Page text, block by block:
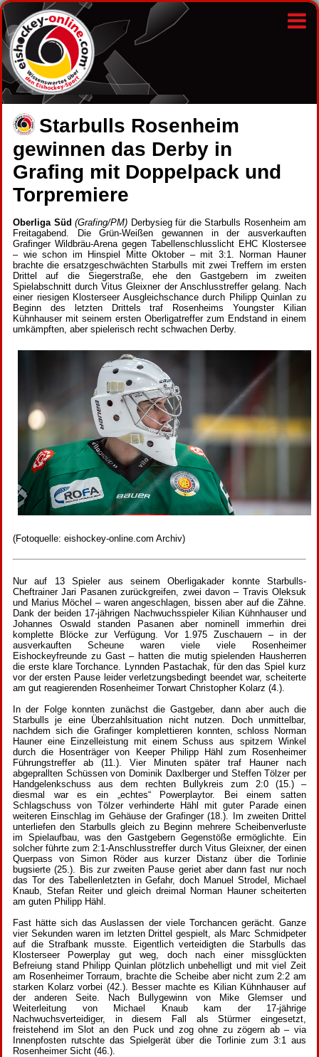
Starbulls Rosenheim
gewinnen das Derby in
Grafing mit Doppelpack und
Torpremiere
Oberliga Süd (Grafing/PM) Derbysieg für die Starbulls Rosenheim am
Freitagabend. Die Grün-Weißen gewannen in der ausverkauften
Grafinger Wildbräu-Arena gegen Tabellenschlusslicht EHC Klostersee
– wie schon im Hinspiel Mitte Oktober – mit 3:1. Norman Hauner
brachte die ersatzgeschwächten Starbulls mit zwei Treffern im ersten
Drittel auf die Siegerstraße, ehe den Gastgebern im zweiten
Spielabschnitt durch Vitus Gleixner der Anschlusstreffer gelang. Nach
einer riesigen Klosterseer Ausgleichschance durch Philipp Quinlan zu
Beginn des letzten Drittels traf Rosenheims Youngster Kilian
Kühnhauser mit seinem ersten Oberligatreffer zum Endstand in einem
umkämpften, aber spielerisch recht schwachen Derby.
(Fotoquelle: eishockey-online.com Archiv)
Nur auf 13 Spieler aus seinem Oberligakader konnte Starbulls-
Cheftrainer Jari Pasanen zurückgreifen, zwei davon – Travis Oleksuk
und Marius Möchel – waren angeschlagen, bissen aber auf die Zähne.
Dank der beiden 17-jährigen Nachwuchsspieler Kilian Kühnhauser und
Johannes Oswald standen Pasanen aber nominell immerhin drei
komplette Blöcke zur Verfügung. Vor 1.975 Zuschauern – in der
ausverkauften Scheune waren viele viele Rosenheimer
Eishockeyfreunde zu Gast – hatten die mutig spielenden Hausherren
die erste klare Torchance. Lynnden Pastachak, für den das Spiel kurz
vor der ersten Pause leider verletzungsbedingt beendet war, scheiterte
am gut reagierenden Rosenheimer Torwart Christopher Kolarz (4.).
In der Folge konnten zunächst die Gastgeber, dann aber auch die
Starbulls je eine Überzahlsituation nicht nutzen. Doch unmittelbar,
nachdem sich die Grafinger komplettieren konnten, schloss Norman
Hauner eine Einzelleistung mit einem Schuss aus spitzem Winkel
durch die Hosenträger von Keeper Philipp Hähl zum Rosenheimer
Führungstreffer ab (11.). Vier Minuten später traf Hauner nach
abgeprallten Schüssen von Dominik Daxlberger und Steffen Tölzer per
Handgelenkschuss aus dem rechten Bullykreis zum 2:0 (15.) –
diesmal war es ein „echtes“ Powerplaytor. Bei einem satten
Schlagschuss von Tölzer verhinderte Hähl mit guter Parade einen
weiteren Einschlag im Gehäuse der Grafinger (18.). Im zweiten Drittel
unterliefen den Starbulls gleich zu Beginn mehrere Scheibenverluste
im Spielaufbau, was den Gastgebern Gegenstöße ermöglichte. Ein
solcher führte zum 2:1-Anschlusstreffer durch Vitus Gleixner, der einen
Querpass von Simon Röder aus kurzer Distanz über die Torlinie
bugsierte (25.). Bis zur zweiten Pause geriet aber dann fast nur noch
das Tor des Tabellenletzten in Gefahr, doch Manuel Strodel, Michael
Knaub, Stefan Reiter und gleich dreimal Norman Hauner scheiterten
am guten Philipp Hähl.
Fast hätte sich das Auslassen der viele Torchancen gerächt. Ganze
vier Sekunden waren im letzten Drittel gespielt, als Marc Schmidpeter
auf die Strafbank musste. Eigentlich verteidigten die Starbulls das
Klosterseer Powerplay gut weg, doch nach einer missglückten
Befreiung stand Philipp Quinlan plötzlich unbehelligt und mit viel Zeit
am Rosenheimer Torraum, brachte die Scheibe aber nicht zum 2:2 am
starken Kolarz vorbei (42.). Besser machte es Kilian Kühnhauser auf
der anderen Seite. Nach Bullygewinn von Mike Glemser und
Weiterleitung von Michael Knaub kam der 17-jährige
Nachwuchsverteidiger, in diesem Fall als Stürmer eingesetzt,
freistehend im Slot an den Puck und zog ohne zu zögern ab – via
Innenpfosten rutschte das Spielgerät über die Torlinie zum 3:1 aus
Rosenheimer Sicht (46.).